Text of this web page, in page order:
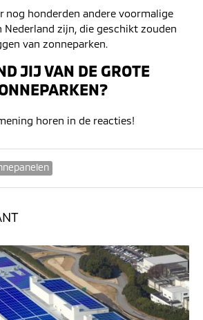
nog honderden andere voormalige
zijn, die geschikt zouden
van zonneparken.
JIJ VAN DE GROTE
horen in de reacties!